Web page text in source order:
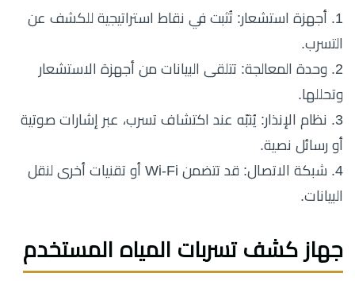
1. أجهزة استشعار: تُثبت في نقاط استراتيجية للكشف عن
التسرب.
2. وحدة المعالجة: تتلقى البيانات من أجهزة الاستشعار
وتحللها.
3. نظام الإنذار: يُنبّه عند اكتشاف تسرب، عبر إشارات صوتية
أو رسائل نصية.
4. شبكة الاتصال: قد تتضمن Wi-Fi أو تقنيات أخرى لنقل
البيانات.
جهاز كشف تسربات المياه المستخدم